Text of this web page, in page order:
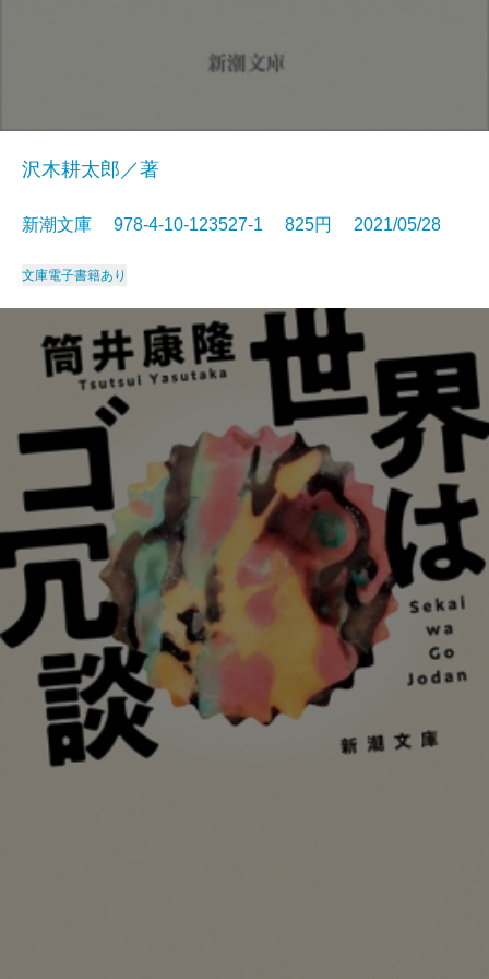
沢木耕太郎／著
新潮文庫 978-4-10-123527-1 825円 2021/05/28
文庫電子書籍あり